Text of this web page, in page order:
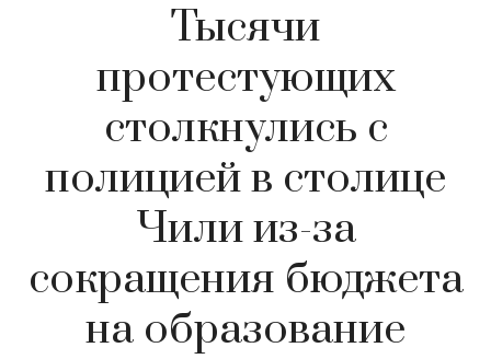
Тысячи
протестующих
столкнулись с
полицией в столице
Чили из-за
сокращения бюджета
на образование